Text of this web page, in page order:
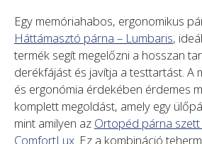
Egy memóriahabos, ergonomikus
Háttámasztó párna – Lumbaris,
termék segít megelőzni a hosszan
derékfájást és javítja a testtartást. A
és ergonómia érdekében érdemes
komplett megoldást, amely egy
mint amilyen az Ortopéd párna
ComfortLux. Ez a kombináció